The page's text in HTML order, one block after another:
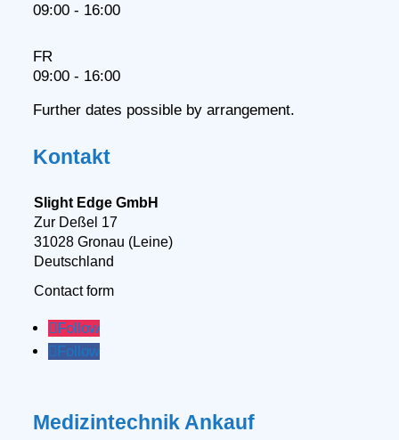
09:00 - 16:00
FR
09:00 - 16:00
Further dates possible by arrangement.
Kontakt
Slight Edge GmbH
Zur Deßel 17
31028 Gronau (Leine)
Deutschland
Contact form
Follow
Follow
Medizintechnik Ankauf